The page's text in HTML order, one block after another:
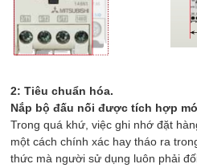
2: Tiêu chuẩn hóa.
Nắp bộ đấu nối được tích hợp
Trong quá khứ, việc ghi nhớ đặt
một cách chính xác hay tháo ra
thức mà người sử dụng luôn phải